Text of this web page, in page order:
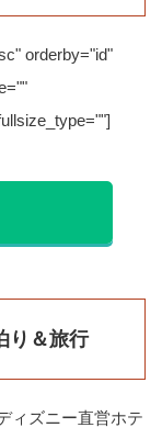
orderby="id"
り＆旅行
ィズニー直営ホテ